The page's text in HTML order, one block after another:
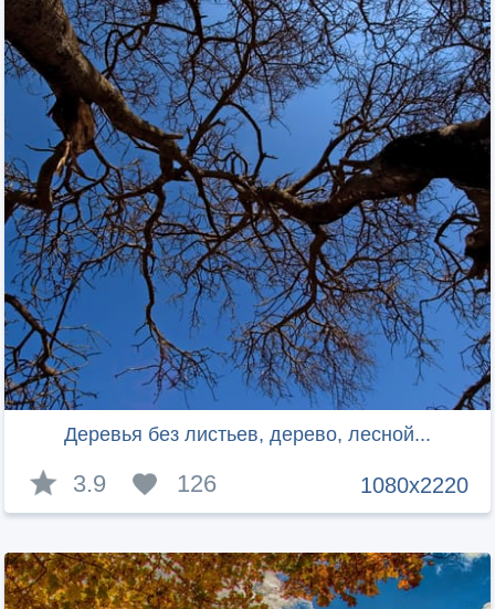
Деревья без листьев, дерево, лесной...
1080x2220
3.9 126